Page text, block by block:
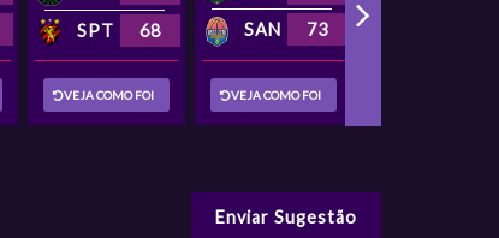
SPT 68
VEJA COMO FOI
SAN 73
VEJA COMO FOI
Enviar Sugestão